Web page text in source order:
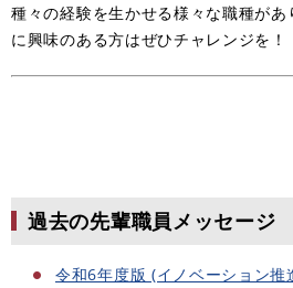
種々の経験を生かせる様々な職種が
に興味のある方はぜひチャレンジを！
過去の先輩職員メッセージ
令和6年度版 (イノベーション推